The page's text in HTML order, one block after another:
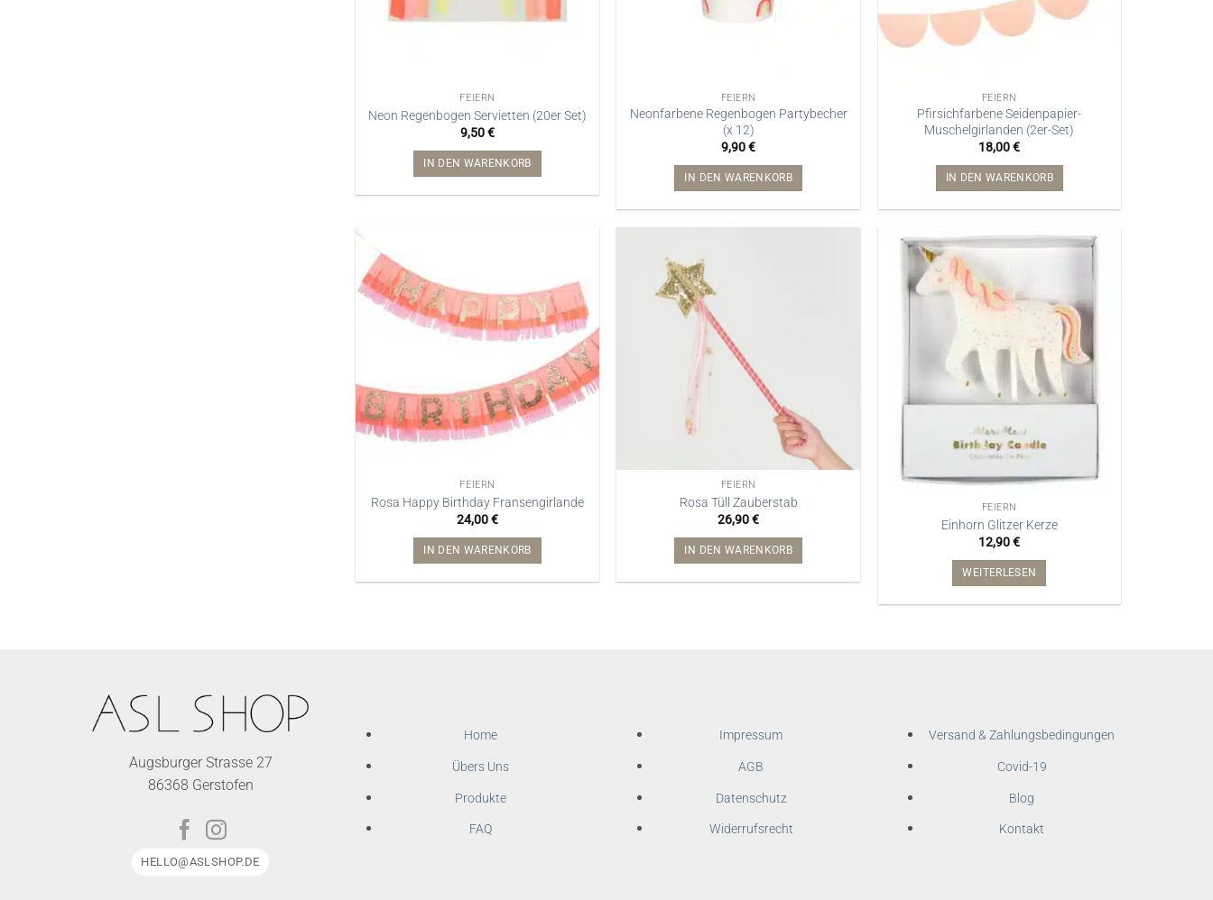
FEIERN
Neon Regenbogen Servietten (20er Set)
9,50€
IN DEN WARENKORB
FEIERN
Neonfarbene Regenbogen Partybecher
(x 12)
9,90€
IN DEN WARENKORB
FEIERN
Pfirsichfarbene Seidenpapier-
Muschelgirlanden (2er-Set)
18,00€
IN DEN WARENKORB
FEIERN
Rosa Happy Birthday Fransengirlande
24,00€
IN DEN WARENKORB
FEIERN
Rosa Tüll Zauberstab
26,90€
IN DEN WARENKORB
Nicht vorrätig
FEIERN
Einhorn Glitzer Kerze
12,90€
WEITERLESEN
Augsburger Strasse 27
86368 Gerstofen
HELLO@ASLSHOP.DE
Home
Übers Uns
Produkte
FAQ
Impressum
AGB
Datenschutz
Widerrufsrecht
Versand & Zahlungsbedingungen
Covid-19
Blog
Kontakt